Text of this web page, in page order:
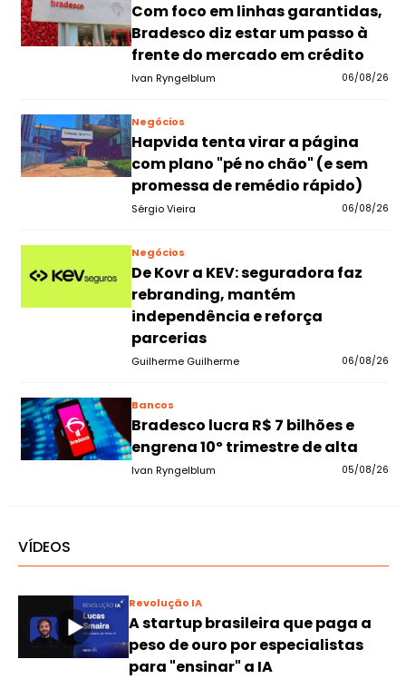
Com foco em linhas garantidas,
Bradesco diz estar um passo à
frente do mercado em crédito
Ivan Ryngelblum 06/08/26
Negócios
Hapvida tenta virar a página
com plano "pé no chão" (e sem
promessa de remédio rápido)
Sérgio Vieira 06/08/26
Negócios
De Kovr a KEV: seguradora faz
rebranding, mantém
independência e reforça
parcerias
Guilherme Guilherme 06/08/26
Bancos
Bradesco lucra R$ 7 bilhões e
engrena 10º trimestre de alta
Ivan Ryngelblum 05/08/26
VÍDEOS
Revolução IA
A startup brasileira que paga a
peso de ouro por especialistas
para "ensinar" a IA